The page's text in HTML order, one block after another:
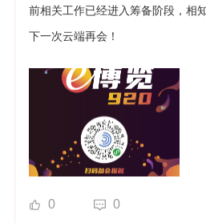
前相关工作已经进入筹备阶段，相
下一次云端再会！
0 0